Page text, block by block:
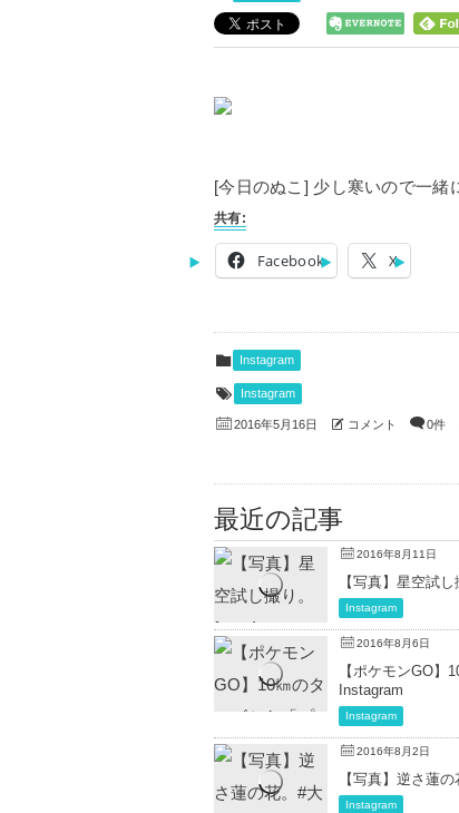
[今日のぬこ] 少し寒いので一緒
共有:
Facebook X
Instagram
Instagram
2016年5月16日 コメント 0件
最近の記事
2016年8月11日
【写真】星空試
Instagram
2016年8月6日
【ポケモンGO
Instagram
Instagram
2016年8月2日
【写真】逆さ蓮
Instagram